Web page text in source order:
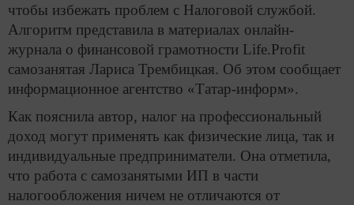
чтобы избежать проблем с Налоговой службой.
Алгоритм представила в материалах онлайн-
журнала о финансовой грамотности Life.Profit
самозанятая Лариса Трембицкая. Об этом сообщает
информационное агентство «Татар-информ».
Как пояснила автор, налог на профессиональный
доход могут применять как физические лица, так и
индивидуальные предприниматели. Она отметила,
что работа с самозанятыми ИП в части
налогообложения ничем не отличаются от